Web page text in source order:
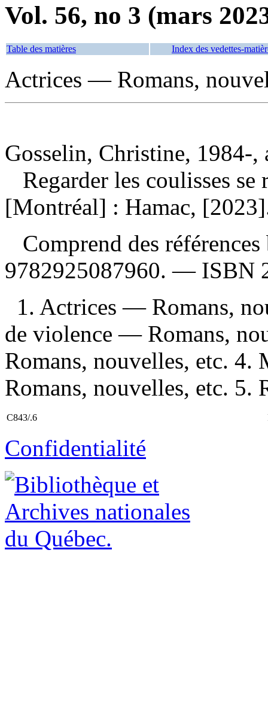
Vol. 56, no 3 (mars
Table des matières Index des vedettes-
Actrices — Romans,
Gosselin, Christine, 1984-,
Regarder les coulisses se
[Montréal] : Hamac,
Comprend des
9782925087960. — ISBN
1. Actrices — Romans,
de violence — Romans,
Romans, nouvelles, etc.
Romans, nouvelles, etc. 5.
C843/.6
Confidentialité